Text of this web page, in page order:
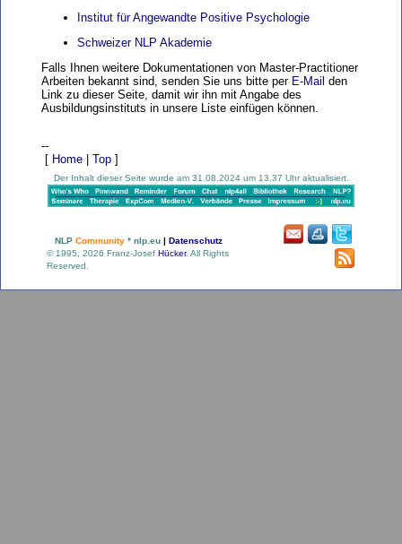
Institut für Angewandte Positive Psychologie
Schweizer NLP Akademie
Falls Ihnen weitere Dokumentationen von Master-Practitioner
Arbeiten bekannt sind, senden Sie uns bitte per E-Mail den
Link zu dieser Seite, damit wir ihn mit Angabe des
Ausbildungsinstituts in unsere Liste einfügen können.
--
[ Home Top ]
Der Inhalt dieser Seite wurde am 31.08.2024 um 13.37 Uhr aktualisiert.
NLP Community * nlp.eu
Datenschutz
© 1995, 2026 Franz-Josef Hücker. All Rights
Reserved.